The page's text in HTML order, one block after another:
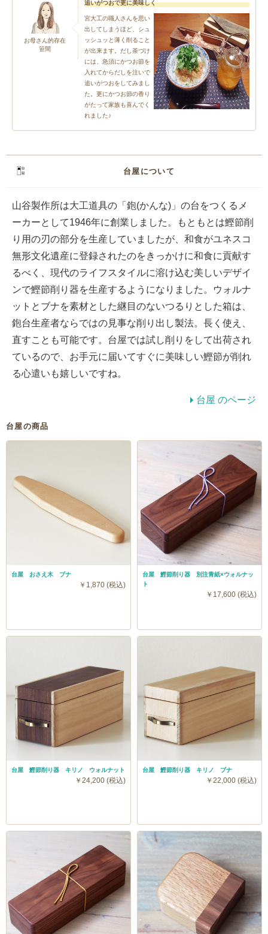
お母さん的存在
笹間
追いがつおで更に美味しく
宮大工の職人さんを思い
出してしまうほど、シュ
ッシュッと薄く削ること
が出来ます。だし茶づけ
には、急須にかつお節を
入れてからだしを注いで
追いがつおをしてみまし
た。更にかつお節の香り
がたって家族も喜んでく
れました♪
台屋について
山谷製作所は大工道具の「鉋(かんな)」の台をつくるメ
ーカーとして1946年に創業しました。もともとは鰹節削
り用の刃の部分を生産していましたが、和食がユネスコ
無形文化遺産に登録されたのをきっかけに和食に貢献す
るべく、現代のライフスタイルに溶け込む美しいデザイ
ンで鰹節削り器を生産するようになりました。ウォルナ
ットとブナを素材とした継目のないつるりとした箱は、
鉋台生産者ならではの見事な削り出し製法。長く使え、
直すことも可能です。台屋では試し削りをして出荷され
ているので、お手元に届いてすぐに美味しい鰹節が削れ
る心遣いも嬉しいですね。
台屋 のページ
台屋の商品
台屋 おさえ木 ブナ
￥1,870 (税込)
台屋 鰹節削り器 別注青紙×ウォルナッ
ト
￥17,600 (税込)
台屋 鰹節削り器 キリノ ウォルナット
￥24,200 (税込)
台屋 鰹節削り器 キリノ ブナ
￥22,000 (税込)